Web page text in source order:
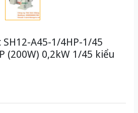
A45-1/4HP-1/45
(200W) 0,2kW 1/45 kiểu